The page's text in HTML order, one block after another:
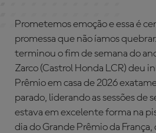
Prometemos emoção e essa é
promessa que não íamos
terminou o fim de semana do
Zarco (Castrol Honda LCR) deu
Prêmio em casa de 2026
parado, liderando as sessões de
estava em excelente forma na
dia do Grande Prêmio da